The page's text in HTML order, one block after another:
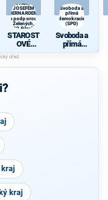
(STAN) s
JOSEFEM
BERNARDEM
a podporou
Zelených,
PRO Plzeň a
Idealistů
STAROST
OVÉ
(STAN) s
JOSEFEM
BERNARD
a Idealistů
Svoboda a
přímá
demokracie
(SPD)
Svoboda a
přímá
demokraci
kraj
kraj